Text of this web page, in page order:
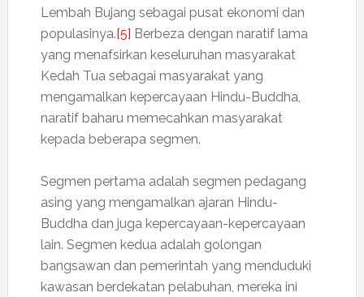
Lembah Bujang sebagai pusat ekonomi dan
populasinya.[5] Berbeza dengan naratif lama
yang menafsirkan keseluruhan masyarakat
Kedah Tua sebagai masyarakat yang
mengamalkan kepercayaan Hindu-Buddha,
naratif baharu memecahkan masyarakat
kepada beberapa segmen.
Segmen pertama adalah segmen pedagang
asing yang mengamalkan ajaran Hindu-
Buddha dan juga kepercayaan-kepercayaan
lain. Segmen kedua adalah golongan
bangsawan dan pemerintah yang menduduki
kawasan berdekatan pelabuhan, mereka ini